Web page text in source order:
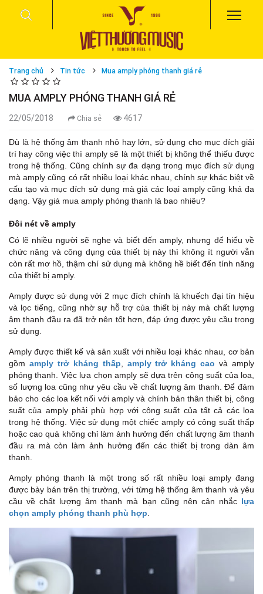
Trang chủ Tin tức Mua amply phóng thanh giá rẻ
MUA AMPLY PHÓNG THANH GIÁ RẺ
22/05/2018 Chia sẻ 4617
Dù là hệ thống âm thanh nhỏ hay lớn, sử dụng cho mục đích giải
trí hay công việc thì amply sẽ là một thiết bị không thể thiếu được
trong hệ thống. Cũng chính sự đa dạng trong mục đích sử dụng
mà amply cũng có rất nhiều loại khác nhau, chính sự khác biệt về
cấu tạo và mục đích sử dụng mà giá các loại amply cũng khá đa
dạng. Vậy giá mua amply phóng thanh là bao nhiêu?
Đôi nét về amply
Có lẽ nhiều người sẽ nghe và biết đến amply, nhưng để hiểu về
chức năng và công dụng của thiết bị này thì không ít người vẫn
còn rất mơ hồ, thậm chí sử dụng mà không hề biết đến tính năng
của thiết bị amply.
Amply được sử dụng với 2 mục đích chính là khuếch đại tín hiệu
và lọc tiếng, cũng nhờ sự hỗ trợ của thiết bị này mà chất lượng
âm thanh đầu ra đã trở nên tốt hơn, đáp ứng được yêu cầu trong
sử dụng.
Amply được thiết kế và sản xuất với nhiều loại khác nhau, cơ bản
gồm amply trở kháng thấp, amply trở kháng cao và amply
phóng thanh. Việc lựa chọn amply sẽ dựa trên công suất của loa,
số lượng loa cũng như yêu cầu về chất lượng âm thanh. Để đảm
bảo cho các loa kết nối với amply và chính bản thân thiết bị, công
suất của amply phải phù hợp với công suất của tất cả các loa
trong hệ thống. Việc sử dụng một chiếc amply có công suất thấp
hoặc cao quá không chỉ làm ảnh hưởng đến chất lượng âm thanh
đầu ra mà còn làm ảnh hưởng đến các thiết bị trong dàn âm
thanh.
Amply phóng thanh là một trong số rất nhiều loại amply đang
được bày bán trên thị trường, với từng hệ thống âm thanh và yêu
cầu về chất lượng âm thanh mà bạn cũng nên cân nhắc lựa
chọn amply phóng thanh phù hợp.